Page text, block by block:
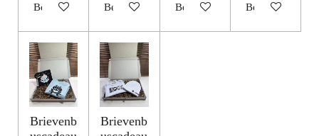
Bekijk details Bekijk details Bekijk details Bekijk details
Brievenb
Brievenb